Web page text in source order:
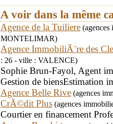
A voir dans la même
Agence de la Tuiliere
MONTELIMAR)
Agence ImmobiliÃ¨re des
: 26 - ville : VALENCE)
Sophie Brun-Fayol, Agent
Gestion de biensEstimation
Agence Belle Rive (agences
CrÃ©dit Plus (agences
Courtier en financement